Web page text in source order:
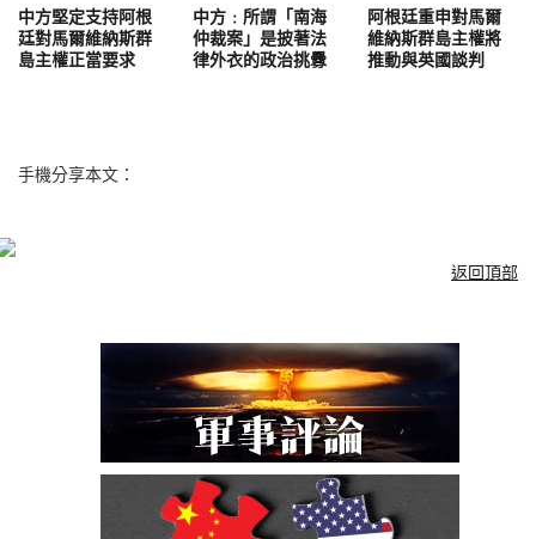
中方堅定支持阿根
廷對馬爾維納斯群
島主權正當要求
中方﹕所謂「南海
仲裁案」是披著法
律外衣的政治挑釁
阿根廷重申對馬爾
維納斯群島主權將
推動與英國談判
手機分享本文：
返回頂部